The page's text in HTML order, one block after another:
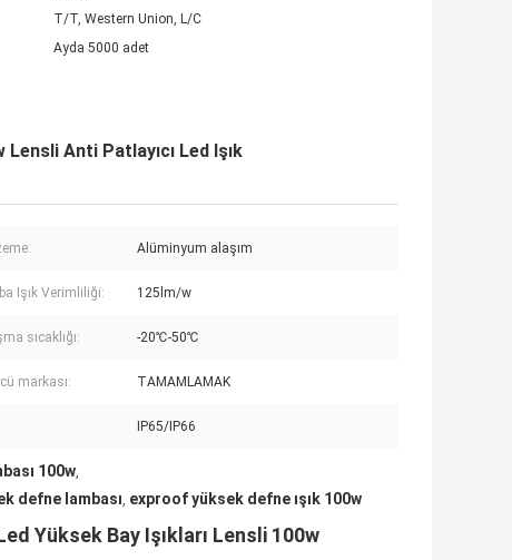
T/T, Western Union, L/C
Ayda 5000 adet
Anti Patlayıcı Led Işık
Alüminyum alaşım
Işık Verimliliği: 125lm/w
sıcaklığı: -20℃-50℃
markası: TAMAMLAMAK
IP65/IP66
100w,
defne lambası, exproof yüksek defne ışık 100w
Yüksek Bay Işıkları Lensli 100w